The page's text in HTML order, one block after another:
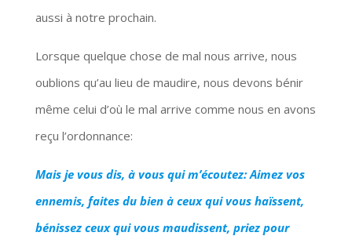
aussi à notre prochain.
Lorsque quelque chose de mal nous arrive, nous
oublions qu’au lieu de maudire, nous devons bénir
même celui d’où le mal arrive comme nous en avons
reçu l’ordonnance:
Mais je vous dis, à vous qui m’écoutez: Aimez vos
ennemis, faites du bien à ceux qui vous haïssent,
bénissez ceux qui vous maudissent, priez pour